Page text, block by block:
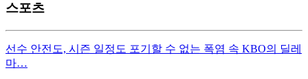
스포츠
선수 안전도, 시즌 일정도 포기할 수 없는 폭염 속 KBO의 딜레
마…